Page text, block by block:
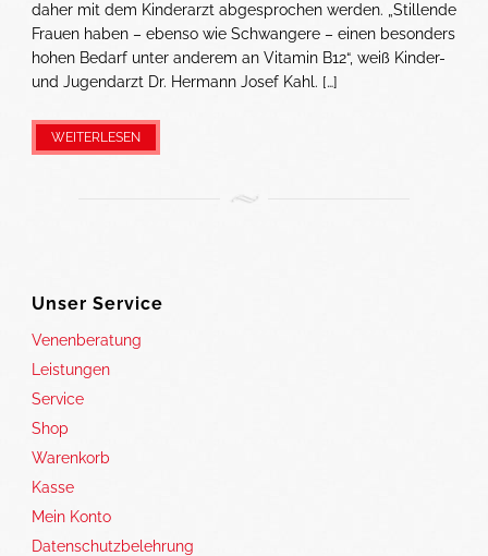
daher mit dem Kinderarzt abgesprochen werden. „Stillende
Frauen haben – ebenso wie Schwangere – einen besonders
hohen Bedarf unter anderem an Vitamin B12“, weiß Kinder-
und Jugendarzt Dr. Hermann Josef Kahl. […]
WEITERLESEN
Unser Service
Venenberatung
Leistungen
Service
Shop
Warenkorb
Kasse
Mein Konto
Datenschutzbelehrung